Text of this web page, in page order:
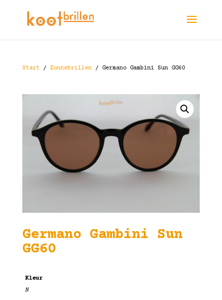
Start/ Zonnebrillen/ Germano Gambini Sun GG60
Germano Gambini Sun
GG60
Kleur
N